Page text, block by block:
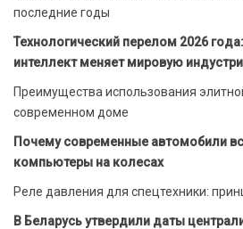
последние годы
Технологический перелом 2026
интеллект меняет мировую
Преимущества использования
современном доме
Почему современные автомобили
компьютеры на колесах
Реле давления для спецтехники:
В Беларусь утвердили даты